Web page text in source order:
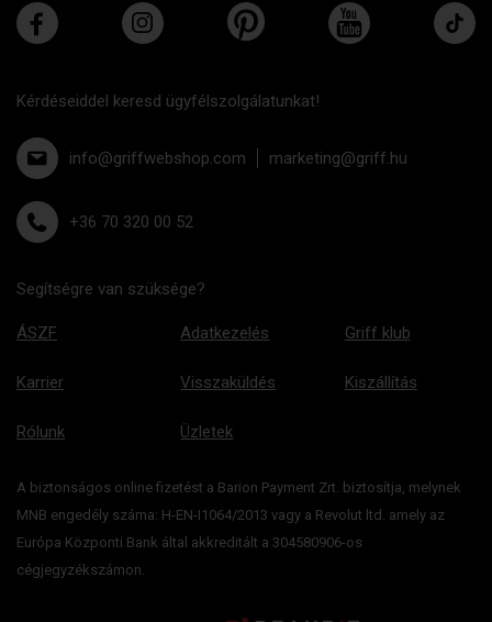
Kérdéseiddel keresd ügyfélszolgálatunkat!
info@griffwebshop.com marketing@griff.hu
+36 70 320 00 52
Segítségre van szüksége?
ÁSZF
Karrier
Rólunk
Adatkezelés
Visszaküldés
Üzletek
Griff klub
Kiszállítás
A biztonságos online fizetést a Barion Payment Zrt. biztosítja, melynek
MNB engedély száma: H-EN-I1064/2013 vagy a Revolut ltd. amely az
Európa Központi Bank által akkreditált a 304580906-os
cégjegyzékszámon.